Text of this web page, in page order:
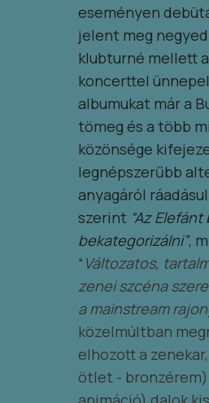
eseményen
jelent meg
klubturné mellett
koncerttel
albumukat már a
tömeg és a több
közönsége
legnépszerűbb
anyagáról
szerint “Az
bekategorizálni”,
“ Változatos,
zenei szcéna
a mainstream
közelmúltban
elhozott a
ötlet - bronzérem)